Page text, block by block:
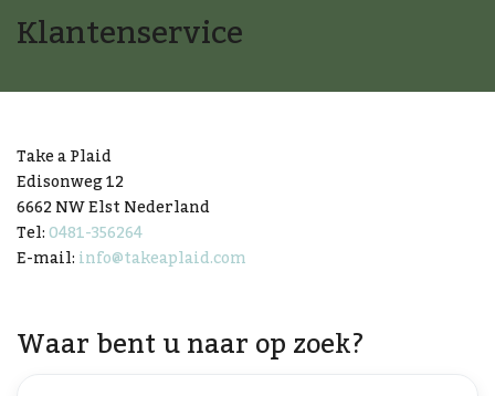
Klantenservice
Take a Plaid
Edisonweg 12
6662 NW Elst Nederland
Tel:0481-356264
E-mail:info@takeaplaid.com
Waar bent u naar op zoek?